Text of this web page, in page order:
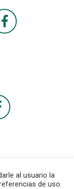
tienda
al usuario la
de uso.